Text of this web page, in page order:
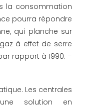
la consommation
pourra répondre
qui planche sur
à effet de serre
rapport à 1990. –
Les centrales
solution en